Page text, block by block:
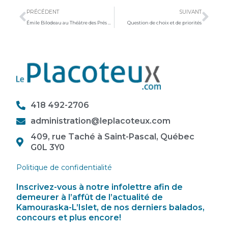
PRÉCÉDENT
Émile Bilodeau au Théâtre des Prés de Saint-Germain
SUIVANT
Question de choix et de priorités
418 492-2706
administration@leplacoteux.com
409, rue Taché à Saint-Pascal, Québec
G0L 3Y0
Politique de confidentialité
Inscrivez-vous à notre infolettre afin de
demeurer à l’affût de l’actualité de
Kamouraska-L’Islet, de nos derniers balados,
concours et plus encore!